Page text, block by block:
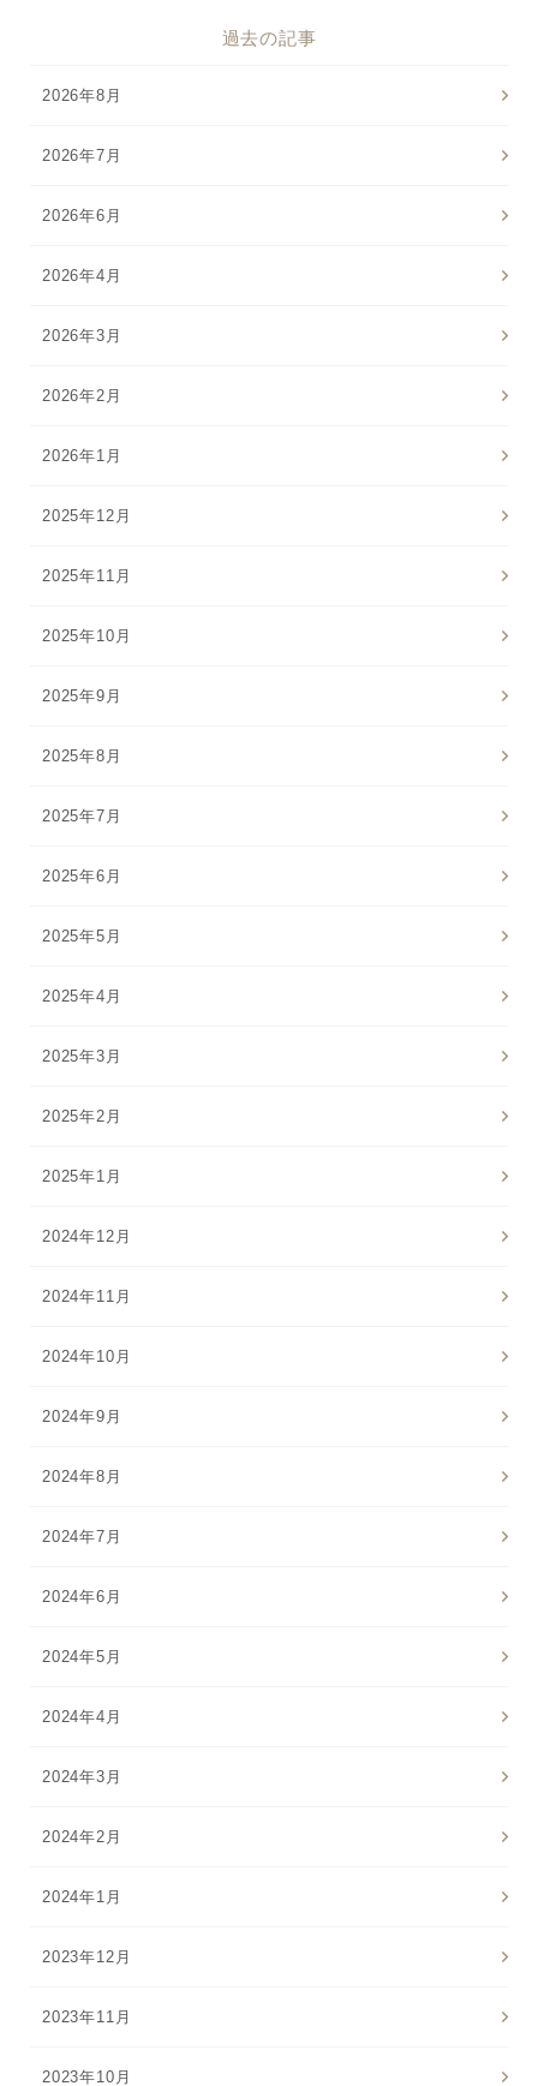
過去の記事
2026年8月
2026年7月
2026年6月
2026年4月
2026年3月
2026年2月
2026年1月
2025年12月
2025年11月
2025年10月
2025年9月
2025年8月
2025年7月
2025年6月
2025年5月
2025年4月
2025年3月
2025年2月
2025年1月
2024年12月
2024年11月
2024年10月
2024年9月
2024年8月
2024年7月
2024年6月
2024年5月
2024年4月
2024年3月
2024年2月
2024年1月
2023年12月
2023年11月
2023年10月